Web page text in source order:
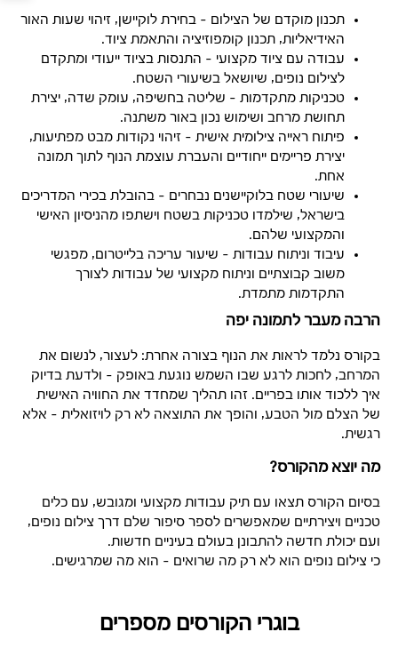
תכנון מוקדם של הצילום – בחירת לוקיישן, זיהוי שעות האור
האידיאליות, תכנון קומפוזיציה והתאמת ציוד.
עבודה עם ציוד מקצועי – התנסות בציוד ייעודי ומתקדם
לצילום נופים, שיושאל בשיעורי השטח.
טכניקות מתקדמות – שליטה בחשיפה, עומק שדה, יצירת
תחושת מרחב ושימוש נכון באור משתנה.
פיתוח ראייה צילומית אישית – זיהוי נקודות מבט מפתיעות,
יצירת פריימים ייחודיים והעברת עוצמת הנוף לתוך תמונה
אחת.
שיעורי שטח בלוקיישנים נבחרים – בהובלת בכירי המדריכים
בישראל, שילמדו טכניקות בשטח וישתפו מהניסיון האישי
והמקצועי שלהם.
עיבוד וניתוח עבודות – שיעור עריכה בלייטרום, מפגשי
משוב קבוצתיים וניתוח מקצועי של עבודות לצורך
התקדמות מתמדת.
הרבה מעבר לתמונה יפה
בקורס נלמד לראות את הנוף בצורה אחרת: לעצור, לנשום את
המרחב, לחכות לרגע שבו השמש נוגעת באופק – ולדעת בדיוק
איך ללכוד אותו בפריים. זהו תהליך שמחדד את החוויה האישית
של הצלם מול הטבע, והופך את התוצאה לא רק לויזואלית – אלא
רגשית.
מה יוצא מהקורס?
בסיום הקורס תצאו עם תיק עבודות מקצועי ומגובש, עם כלים
טכניים ויצירתיים שמאפשרים לספר סיפור שלם דרך צילום נופים,
ועם יכולת חדשה להתבונן בעולם בעיניים חדשות.
כי צילום נופים הוא לא רק מה שרואים – הוא מה שמרגישים.
בוגרי הקורסים מספרים